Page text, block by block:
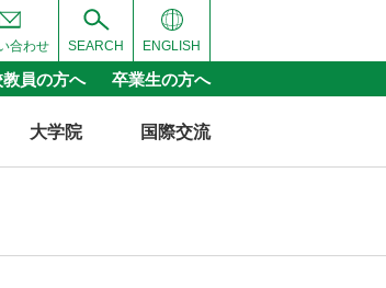
ENGLISH
SEARCH
合わせ
員の方へ 卒業生の方へ
大学院 国際交流